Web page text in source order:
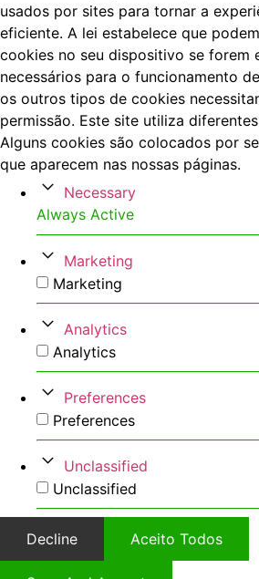
usados por sites para tornar a
eficiente. A lei estabelece que
cookies no seu dispositivo se forem
necessários para o funcionamento
os outros tipos de cookies
permissão. Este site utiliza
Alguns cookies são colocados por
que aparecem nas nossas páginas.
Necessary
Always Active
Marketing
Marketing
Analytics
Analytics
Preferences
Preferences
Unclassified
Unclassified
Decline Aceito Todos